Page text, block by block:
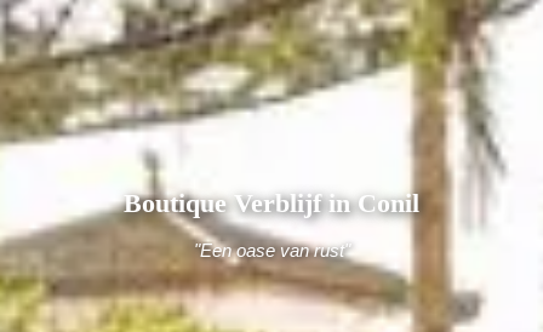
Boutique Verblijf in Conil
"Een oase van rust"